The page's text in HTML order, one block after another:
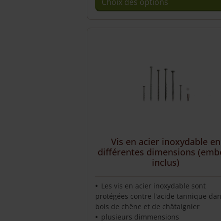
page
produit
Vis en acier inoxydable en
différentes dimensions
inclus)
Les vis en acier inoxydable sont
protégées contre l'acide tannique
bois de chêne et de châtaignier
plusieurs dimmensions